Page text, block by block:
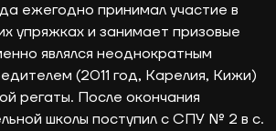
ежегодно принимал участие в
упряжках и занимает призовые
являлся неоднократным
(2011 год, Карелия, Кижи)
регаты. После окончания
школы поступил с СПУ № 2 в с.